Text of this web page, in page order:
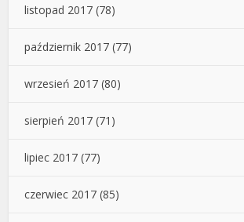
listopad 2017 (78)
październik 2017 (77)
wrzesień 2017 (80)
sierpień 2017 (71)
lipiec 2017 (77)
czerwiec 2017 (85)